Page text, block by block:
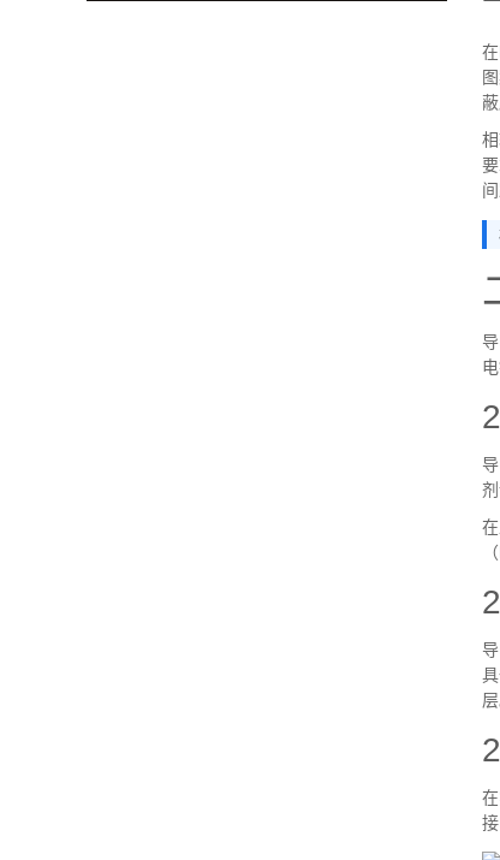
在
（